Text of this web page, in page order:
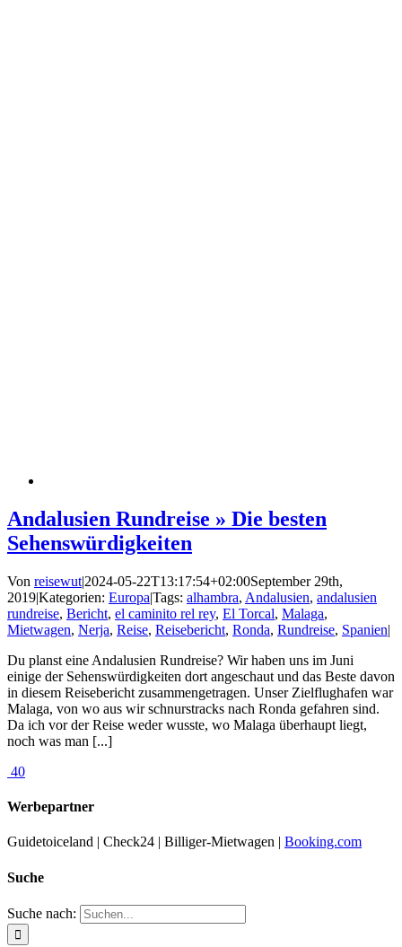
Andalusien Rundreise » Die besten
Sehenswürdigkeiten
Von reisewut|2024-05-22T13:17:54+02:00September 29th,
2019|Kategorien: Europa|Tags: alhambra, Andalusien, andalusien
rundreise, Bericht, el caminito rel rey, El Torcal, Malaga,
Mietwagen, Nerja, Reise, Reisebericht, Ronda, Rundreise, Spanien|
Du planst eine Andalusien Rundreise? Wir haben uns im Juni
einige der Sehenswürdigkeiten dort angeschaut und das Beste davon
in diesem Reisebericht zusammengetragen. Unser Zielflughafen war
Malaga, von wo aus wir schnurstracks nach Ronda gefahren sind.
Da ich vor der Reise weder wusste, wo Malaga überhaupt liegt,
noch was man [...]
40
Werbepartner
Guidetoiceland | Check24 | Billiger-Mietwagen | Booking.com
Suche
Suche nach: